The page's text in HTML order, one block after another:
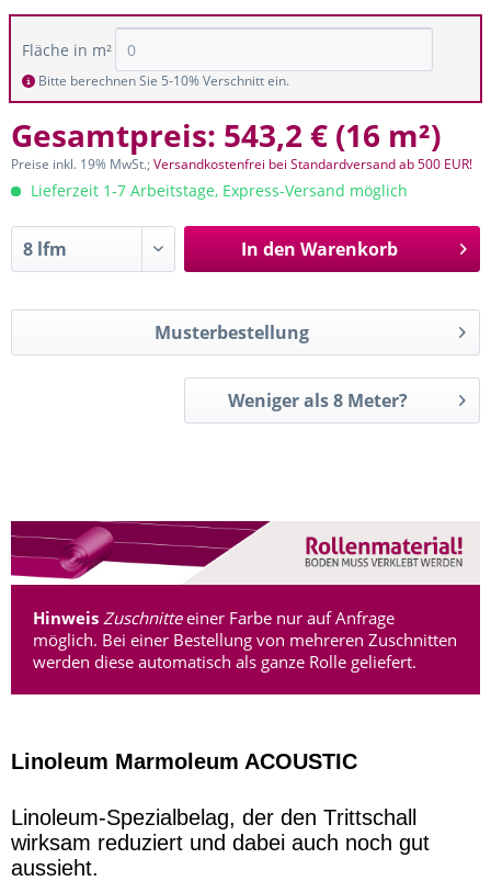
Fläche in m²
Bitte berechnen Sie 5-10% Verschnitt ein.
Gesamtpreis: 543,2 € (16 m²)
Preise inkl. 19% MwSt.;Versandkostenfrei bei Standardversand ab 500 EUR!
Lieferzeit 1-7 Arbeitstage, Express-Versand möglich
In den Warenkorb
Musterbestellung
Weniger als 8 Meter?
Hinweis Zuschnitteeiner Farbe nur auf Anfrage
möglich. Bei einer Bestellung von mehreren Zuschnitten
werden diese automatisch als ganze Rolle geliefert.
Linoleum Marmoleum ACOUSTIC
Linoleum-Spezialbelag, der den Trittschall
wirksam reduziert und dabei auch noch gut
aussieht.